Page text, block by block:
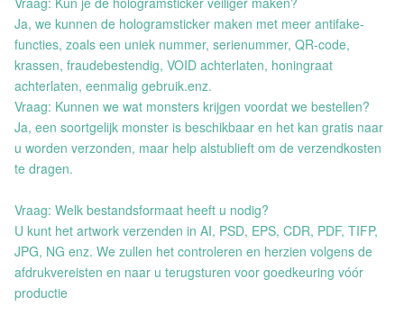
Ja, we kunnen de hologramsticker maken met meer antifake-
functies, zoals een uniek nummer, serienummer, QR-code,
krassen, fraudebestendig, VOID achterlaten, honingraat
achterlaten, eenmalig gebruik.enz.
Vraag: Kunnen we wat monsters krijgen voordat we bestellen?
Ja, een soortgelijk monster is beschikbaar en het kan gratis naar
u worden verzonden, maar help alstublieft om de verzendkosten
te dragen.
Vraag: Welk bestandsformaat heeft u nodig?
U kunt het artwork verzenden in AI, PSD, EPS, CDR, PDF, TIFP,
JPG, NG enz. We zullen het controleren en herzien volgens de
afdrukvereisten en naar u terugsturen voor goedkeuring vóór
productie